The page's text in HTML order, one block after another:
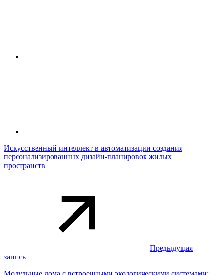
Искусственный интеллект в автоматизации создания
персонализированных дизайн-планировок жилых
пространств
Предыдущая
запись
Модульные дома с встроенными экологическими системами: